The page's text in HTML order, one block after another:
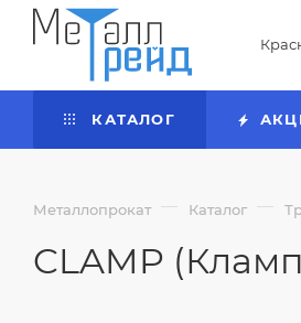
КАТАЛОГ
Металлопрокат — Каталог —
CLAMP